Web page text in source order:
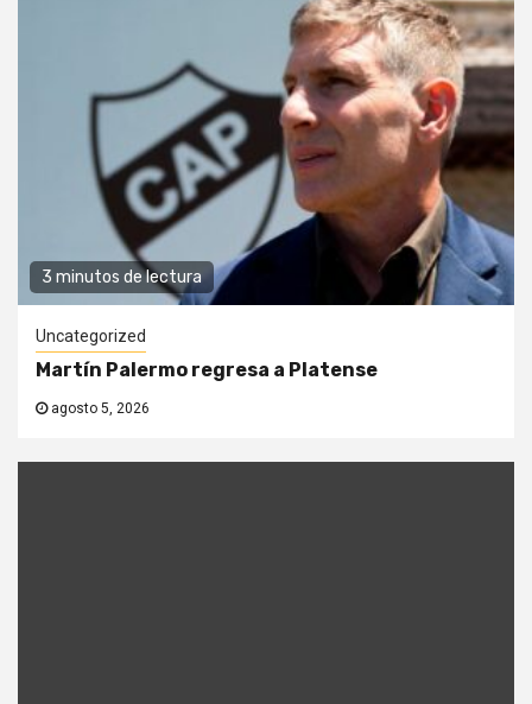
3 minutos de lectura
Uncategorized
Martín Palermo regresa a Platense
agosto 5, 2026